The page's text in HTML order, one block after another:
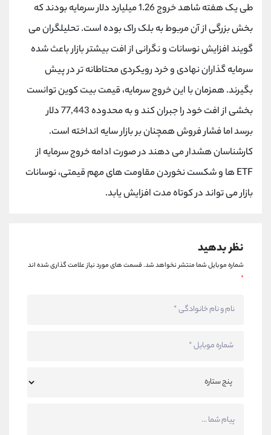
طی یک هفته شاهد خروج 1.26 میلیارد دلار سرمایه بودند که
بخش بزرگی از آن مربوط به بلک راک بوده است. تحلیلگران می
گویند افزایش نوسانات و نگرانی از افت بیشتر بازار باعث شده
سرمایه گذاران نهادی و خرد رویکردی محتاطانه تر در پیش
بگیرند. همزمان با این خروج سرمایه، قیمت بیت کوین توانست
بخشی از افت خود را جبران کند و به محدوده 77,443 دلار
برسد اما فشار فروش همچنان بر بازار سایه انداخته است.
کارشناسان هشدار می دهند در صورت ادامه خروج سرمایه از
ETF ها و شکست نخوردن مقاومت های مهم قیمتی، نوسانات
بازار می تواند در کوتاه مدت افزایش یابد.
نظر بدهید
شماره موبایل شما منتشر نخواهد شد.قسمت های مورد نیاز علامت گذاری شده اند
*